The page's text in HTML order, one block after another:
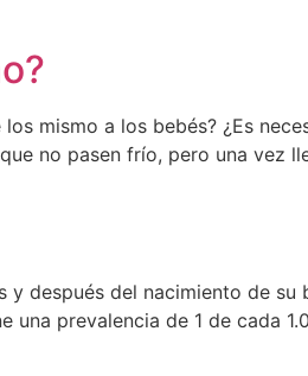
mismo a los bebés? ¿Es
no pasen frío, pero una vez
después del nacimiento de su
prevalencia de 1 de cada